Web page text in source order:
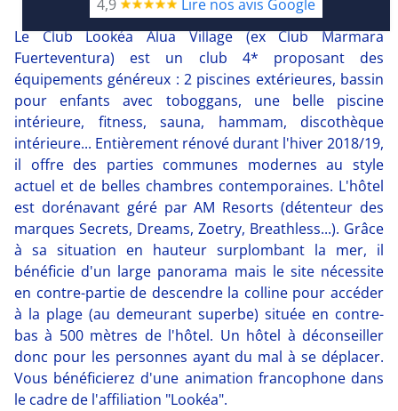
Le Club Lookéa Alua Village (ex Club Marmara
Fuerteventura) est un club 4* proposant des
équipements généreux : 2 piscines extérieures, bassin
pour enfants avec toboggans, une belle piscine
intérieure, fitness, sauna, hammam, discothèque
intérieure... Entièrement rénové durant l'hiver 2018/19,
il offre des parties communes modernes au style
actuel et de belles chambres contemporaines. L'hôtel
est dorénavant géré par AM Resorts (détenteur des
marques Secrets, Dreams, Zoetry, Breathless...). Grâce
à sa situation en hauteur surplombant la mer, il
bénéficie d'un large panorama mais le site nécessite
en contre-partie de descendre la colline pour accéder
à la plage (au demeurant superbe) située en contre-
bas à 500 mètres de l'hôtel. Un hôtel à déconseiller
donc pour les personnes ayant du mal à se déplacer.
Vous bénéficierez d'une animation francophone dans
le cadre de l'affiliation "Lookéa".
4,9
Lire nos avis Google